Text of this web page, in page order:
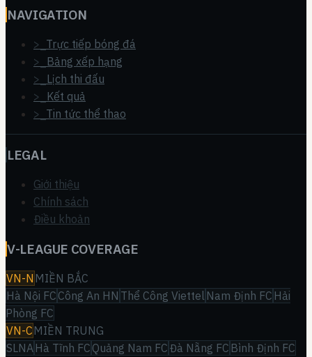
NAVIGATION
>_ Trực tiếp bóng đá
>_ Bảng xếp hạng
>_ Lịch thi đấu
>_ Kết quả
>_ Tin tức thể thao
LEGAL
Giới thiệu
Chính sách
Điều khoản
V-LEAGUE COVERAGE
VN-N MIỀN BẮC
Hà Nội FC Công An HN Thể Công Viettel Nam Định FC Hải
Phòng FC
VN-CMIỀN TRUNG
SLNA Hà Tĩnh FC Quảng Nam FC Đà Nẵng FC Bình Định FC